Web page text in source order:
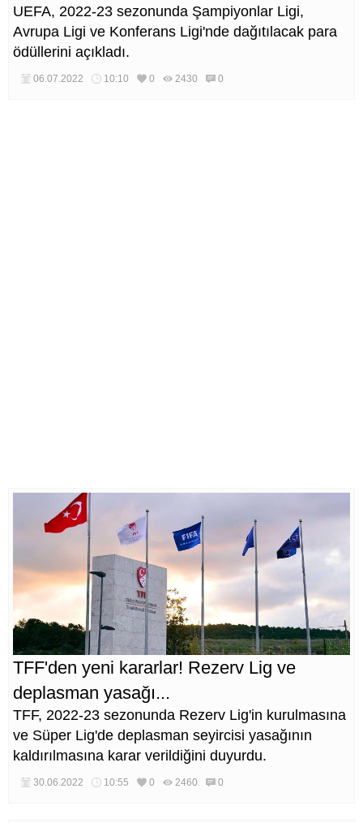
UEFA, 2022-23 sezonunda Şampiyonlar Ligi,
Avrupa Ligi ve Konferans Ligi'nde dağıtılacak para
ödüllerini açıkladı.
06.07.2022 10:10 0 2430 0
TFF'den yeni kararlar! Rezerv Lig ve
deplasman yasağı...
TFF, 2022-23 sezonunda Rezerv Lig'in kurulmasına
ve Süper Lig'de deplasman seyircisi yasağının
kaldırılmasına karar verildiğini duyurdu.
30.06.2022 10:55 0 2460 0